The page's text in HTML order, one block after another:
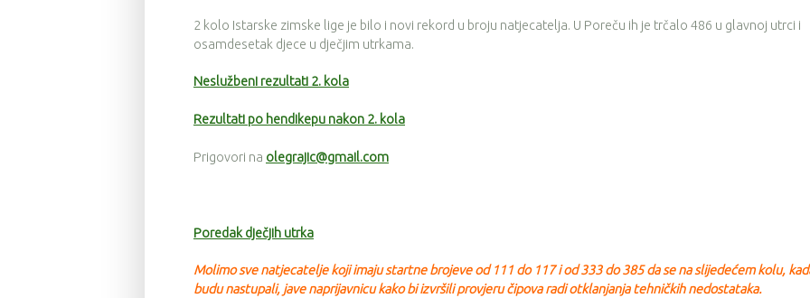
2 kolo Istarske zimske lige je bilo i novi rekord u broju natjecatelja. U Poreču ih je trčalo 486 u glavnoj utrci i
osamdesetak djece u dječjim utrkama.
Neslužbeni rezultati 2. kola
Rezultati po hendikepu nakon 2. kola
Prigovori na olegrajic@gmail.com
Poredak dječjih utrka
Molimo sve natjecatelje koji imaju startne brojeve od 111 do 117 i od 333 do 385 da se na slijedećem kolu,
budu nastupali, jave naprijavnicu kako bi izvršili provjeru čipova radi otklanjanja tehničkih nedostataka.